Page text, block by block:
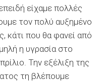
είχαμε πολλές
τον πολύ αυξημένο
κάτι που θα φανεί από
η υγρασία στο
Την εξέλιξη της
τη βλέπουμε